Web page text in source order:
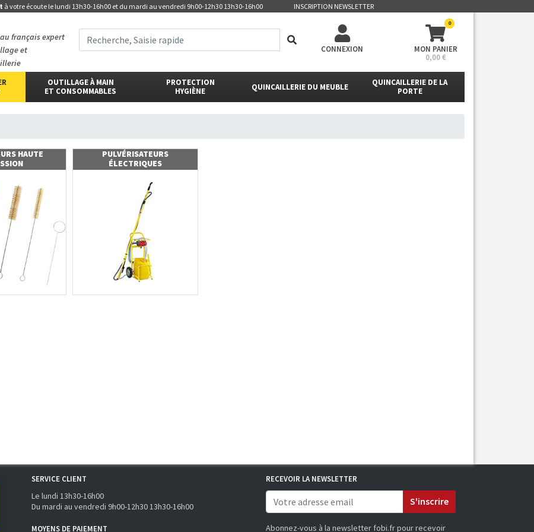
à votre écoute le lundi 13h30-16h00 et du mardi au vendredi 9h00-12h30 13h30-16h00 INSCRIPTION NEWSLETTER
français expert
et
CONNEXION
0
MON PANIER
0,00 €
OUTILLAGE À MAIN
ET CONSOMMABLES
PROTECTION
HYGIÈNE
QUINCAILLERIE DU MEUBLE
QUINCAILLERIE DE LA
PORTE
HAUTE
PULVÉRISATEURS
ÉLECTRIQUES
SERVICE CLIENT
Le lundi 13h30-16h00
Du mardi au vendredi 9h00-12h30 13h30-16h00
MOYENS DE PAIEMENT
RECEVOIR LA NEWSLETTER
S'inscrire
Abonnez-vous à la newsletter fobi.fr pour recevoir